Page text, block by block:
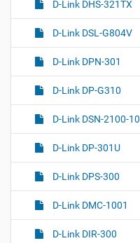
D-Link DHS-321TX
D-Link DSL-G804V
D-Link DPN-301
D-Link DP-G310
D-Link DSN-2100-10
D-Link DP-301U
D-Link DPS-300
D-Link DMC-1001
D-Link DIR-300